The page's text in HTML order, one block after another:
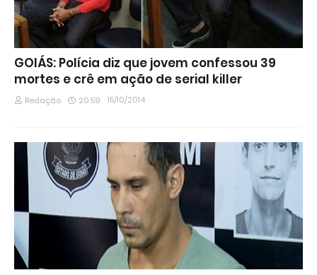
GOIÁS: Polícia diz que jovem confessou 39
mortes e crê em ação de serial killer
Redação 20:59 15/10/2014